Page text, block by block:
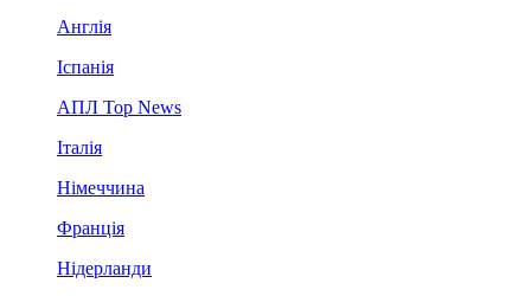
Англія
Іспанія
АПЛ Top News
Італія
Німеччина
Франція
Нідерланди